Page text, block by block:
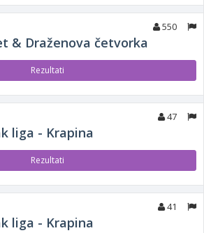
550
& Draženova četvorka
Rezultati
47
liga - Krapina
Rezultati
41
liga - Krapina